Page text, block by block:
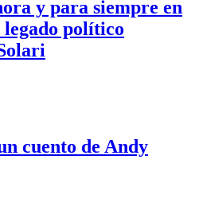
y para siempre en
legado político
cuento de Andy